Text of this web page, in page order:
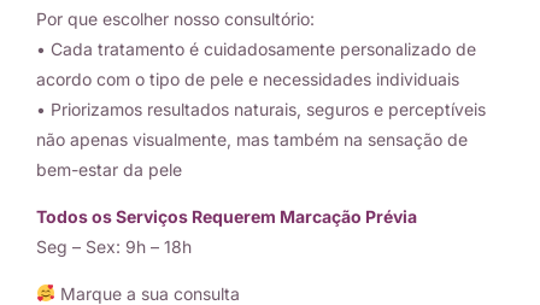
Por que escolher nosso consultório:
• Cada tratamento é cuidadosamente personalizado de
acordo com o tipo de pele e necessidades individuais
• Priorizamos resultados naturais, seguros e perceptíveis
não apenas visualmente, mas também na sensação de
bem-estar da pele
Todos os Serviços Requerem Marcação Prévia
Seg – Sex: 9h – 18h
Marque a sua consulta